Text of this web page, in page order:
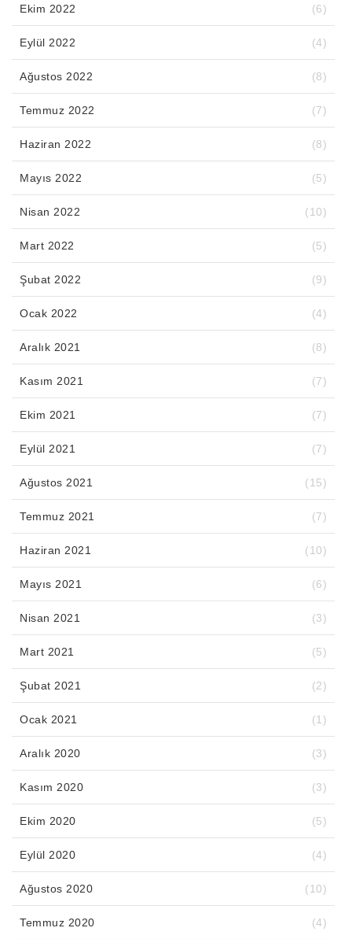
Ekim 2022 (6)
Eylül 2022 (4)
Ağustos 2022 (8)
Temmuz 2022 (7)
Haziran 2022 (8)
Mayıs 2022 (5)
Nisan 2022 (10)
Mart 2022 (5)
Şubat 2022 (9)
Ocak 2022 (4)
Aralık 2021 (8)
Kasım 2021 (7)
Ekim 2021 (7)
Eylül 2021 (7)
Ağustos 2021 (15)
Temmuz 2021 (7)
Haziran 2021 (10)
Mayıs 2021 (6)
Nisan 2021 (3)
Mart 2021 (5)
Şubat 2021 (2)
Ocak 2021 (1)
Aralık 2020 (3)
Kasım 2020 (3)
Ekim 2020 (5)
Eylül 2020 (4)
Ağustos 2020 (10)
Temmuz 2020 (4)